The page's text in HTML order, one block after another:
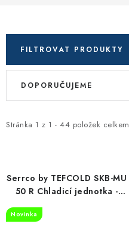
ODSAVAČE PAR
DRTIČE ODPADU
ZNAČKY
Montáže spotřebičů
O nás
FILTROVAT PRODUKTY
V
i
r
d
u
Stránka 1 z 1 - 44 položek celkem
Ř
e
p
o
d
DOPORUČUJEME
Serrco by TEFCOLD SKB-MU
50 R Chladicí jednotka -
Novinka